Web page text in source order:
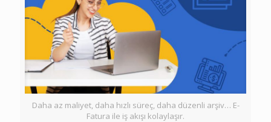
Daha az maliyet, daha hızlı süreç, daha düzenli arşiv… E-
Fatura ile iş akışı kolaylaşır.